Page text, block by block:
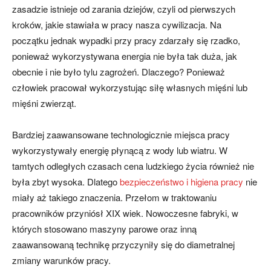
zasadzie istnieje od zarania dziejów, czyli od pierwszych
kroków, jakie stawiała w pracy nasza cywilizacja. Na
początku jednak wypadki przy pracy zdarzały się rzadko,
ponieważ wykorzystywana energia nie była tak duża, jak
obecnie i nie było tylu zagrożeń. Dlaczego? Ponieważ
człowiek pracował wykorzystując siłę własnych mięśni lub
mięśni zwierząt.
Bardziej zaawansowane technologicznie miejsca pracy
wykorzystywały energię płynącą z wody lub wiatru. W
tamtych odległych czasach cena ludzkiego życia również nie
była zbyt wysoka. Dlategobezpieczeństwo i higiena pracy nie
miały aż takiego znaczenia. Przełom w traktowaniu
pracowników przyniósł XIX wiek. Nowoczesne fabryki, w
których stosowano maszyny parowe oraz inną
zaawansowaną technikę przyczyniły się do diametralnej
zmiany warunków pracy.